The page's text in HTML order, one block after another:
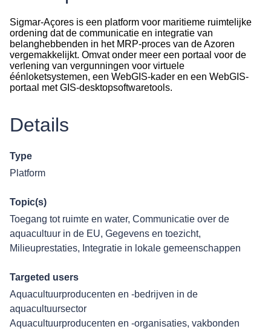
Sigmar-Açores is een platform voor maritieme ruimtelijke
ordening dat de communicatie en integratie van
belanghebbenden in het MRP-proces van de Azoren
vergemakkelijkt. Omvat onder meer een portaal voor de
verlening van vergunningen voor virtuele
éénloketsystemen, een WebGIS-kader en een WebGIS-
portaal met GIS-desktopsoftwaretools.
Details
Type
Platform
Topic(s)
Toegang tot ruimte en water, Communicatie over de
aquacultuur in de EU, Gegevens en toezicht,
Milieuprestaties, Integratie in lokale gemeenschappen
Targeted users
Aquacultuurproducenten en -bedrijven in de
aquacultuursector
Aquacultuurproducenten en -organisaties, vakbonden